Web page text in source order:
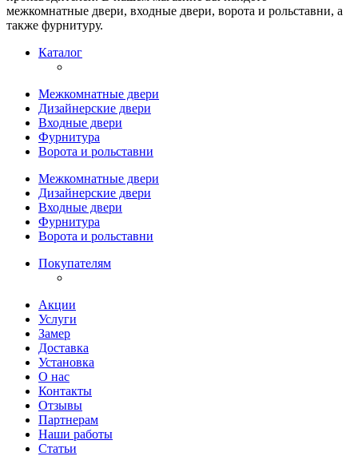
межкомнатные двери, входные двери, ворота и рольставни, а
также фурнитуру.
Каталог
Межкомнатные двери
Дизайнерские двери
Входные двери
Фурнитура
Ворота и рольставни
Межкомнатные двери
Дизайнерские двери
Входные двери
Фурнитура
Ворота и рольставни
Покупателям
Акции
Услуги
Замер
Доставка
Установка
О нас
Контакты
Отзывы
Партнерам
Наши работы
Статьи